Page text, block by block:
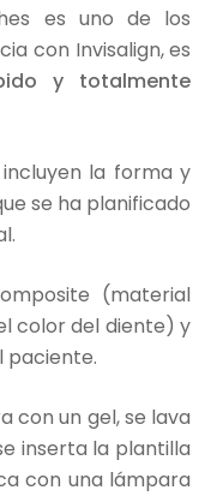
es uno de los
con Invisalign, es
y totalmente
la forma y
se ha planificado
(material
color del diente) y
paciente.
con un gel, se lava
inserta la plantilla
con una lámpara